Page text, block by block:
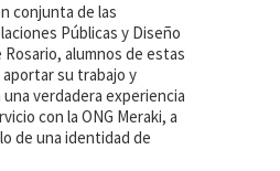
conjunta de las
Públicas y Diseño
Rosario, alumnos de estas
su trabajo y
verdadera experiencia
con la ONG Meraki, a
de una identidad de